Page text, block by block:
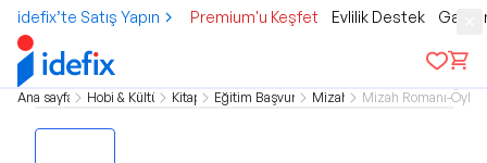
idefix’te Satış Yapın Premium'u Keşfet Evlilik Destek
Ana sayfa Hobi & Kültür Kitap Eğitim Başvuru Mizah Mizah Romanı-Öykü